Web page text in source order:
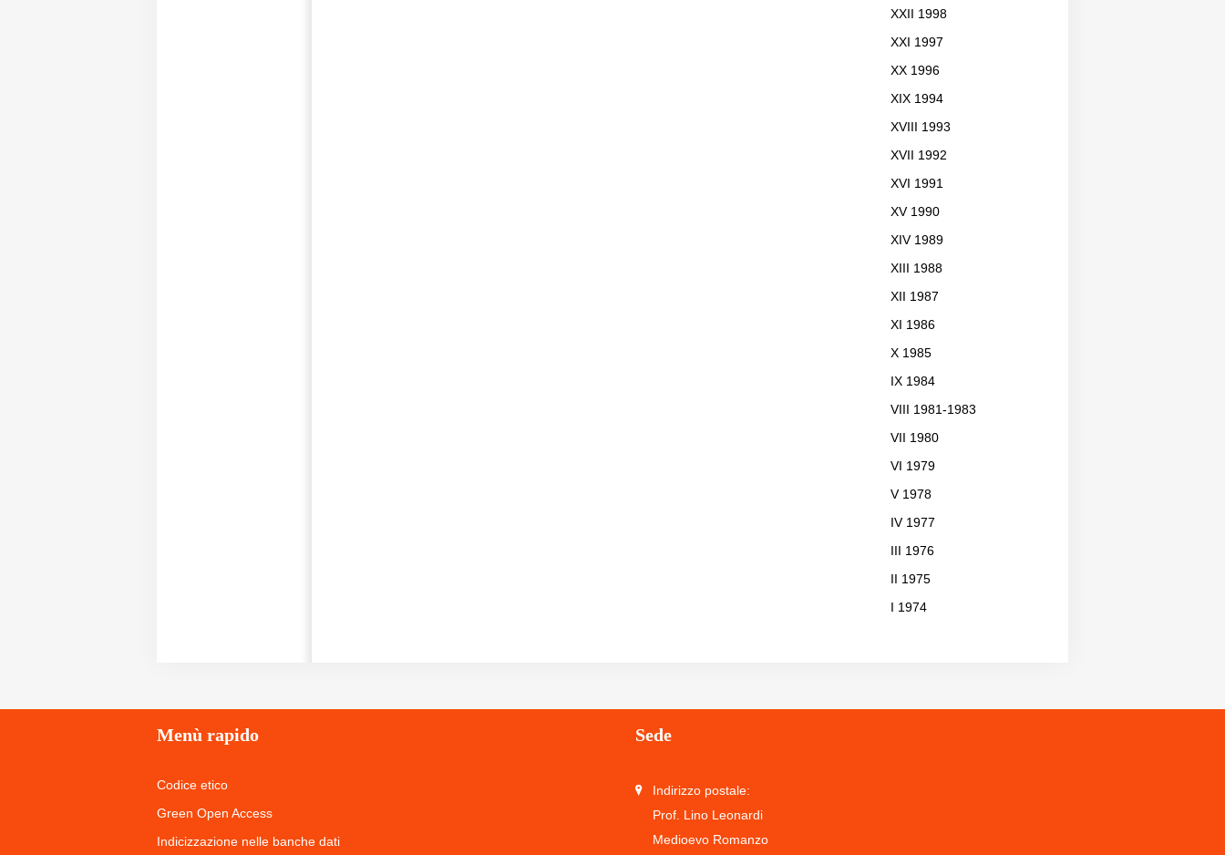
XXII 1998
XXI 1997
XX 1996
XIX 1994
XVIII 1993
XVII 1992
XVI 1991
XV 1990
XIV 1989
XIII 1988
XII 1987
XI 1986
X 1985
IX 1984
VIII 1981-1983
VII 1980
VI 1979
V 1978
IV 1977
III 1976
II 1975
I 1974
Menù rapido
Codice etico
Green Open Access
Indicizzazione nelle banche dati
Sede
Indirizzo postale:
Prof. Lino Leonardi
Medioevo Romanzo